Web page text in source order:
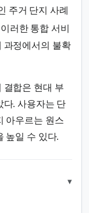
주거 단지 사례
이러한 통합 서비
과정에서의 불확
결합은 현대 부
다. 사용자는 단
아우르는 원스
높일 수 있다.
▾